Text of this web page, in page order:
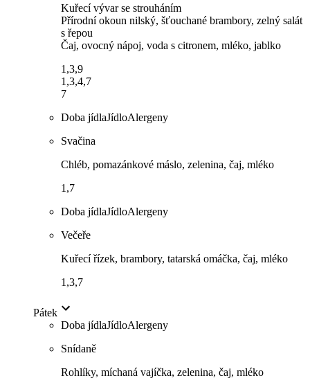
Kuřecí vývar se strouháním
Přírodní okoun nilský, šťouchané brambory, zelný salát
s řepou
Čaj, ovocný nápoj, voda s citronem, mléko, jablko
1,3,9
1,3,4,7
7
Doba jídlaJídloAlergeny
Svačina
Chléb, pomazánkové máslo, zelenina, čaj, mléko
1,7
Doba jídlaJídloAlergeny
Večeře
Kuřecí řízek, brambory, tatarská omáčka, čaj, mléko
1,3,7
Pátek
Doba jídlaJídloAlergeny
Snídaně
Rohlíky, míchaná vajíčka, zelenina, čaj, mléko